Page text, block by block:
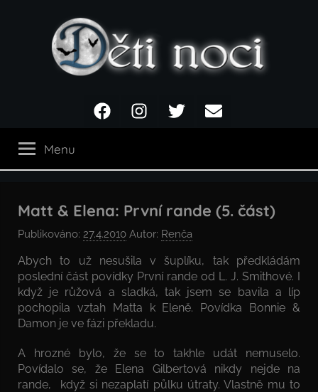
noci
FacebookInstagramTwitter Email
Menu
Matt & Elena: První rande (5. část)
Publikováno: 27.4.2010 Autor: Renča
Abych to už nesušila v šuplíku, tak předkládám
poslední část povídky První rande od L. J. Smithové. I
když je růžová a sladká, tak jsem se bavila a líp
pochopila vztah Matta k Eleně. Povídka Bonnie &
Damon je ve fázi překladu.
A hrozné bylo, že se to takhle udát nemuselo.
Povídalo se, že Elena Gilbertová nikdy nejde na
rande, když si nezaplatí půlku útraty. Vlastně mu to